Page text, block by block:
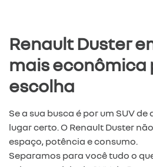
Renault Duster
mais econômica
escolha
Se a sua busca é por um SUV
lugar certo. O Renault Duster
espaço, potência e consumo.
Separamos para você tudo o